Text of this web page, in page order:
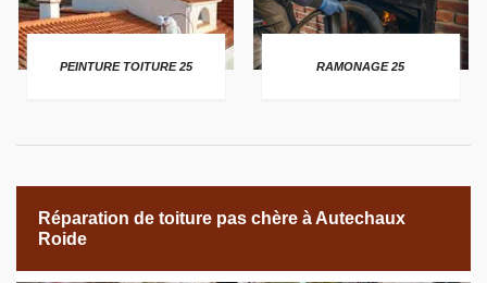
PEINTURE TOITURE 25 RAMONAGE 25
Réparation de toiture pas chère à Autechaux
Roide